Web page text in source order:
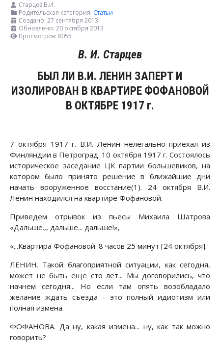
Старцев В.И.
Родительская категория: Статьи
Создано: 27 сентября 2013
Обновлено: 20 октября 2013
Просмотров: 8055
В. И. Старцев
БЫЛ ЛИ В.И. ЛЕНИН ЗАПЕРТ И
ИЗОЛИРОВАН В КВАРТИРЕ ФОФАНОВОЙ
В ОКТЯБРЕ 1917 г.
7 октября 1917 г. В.И. Ленин нелегально приехал из
Финляндии в Петроград. 10 октября 1917 г. Состоялось
историческое заседание ЦК партии большевиков, на
котором было принято решение в ближайшие дни
начать вооруженное восстание(1). 24 октября В.И.
Ленин находился на квартире Фофановой.
Приведем отрывок из пьесы Михаила Шатрова
«Дальше.,, дальше... дальше!»,
«...Квартира Фофановой. 8 часов 25 минут [24 октября].
ЛЕНИН. Такой благоприятной ситуации, как сегодня,
может не быть еще сто лет... Мы договорились, что
начнем сегодня... Но если там опять возобладало
желание ждать съезда - это полный идиотизм или
полная измена.
ФОФАНОВА. Да ну, какая измена... ну, как так можно
говорить?